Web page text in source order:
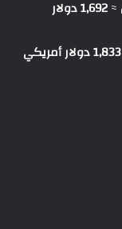
≈
1,692 دولار
1,833 دولار أمريكي